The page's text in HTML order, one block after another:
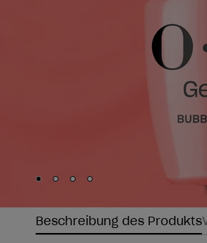
Skip to slide
Skip to slide
Skip to slide
Skip to slide
Beschreibung des Produkts